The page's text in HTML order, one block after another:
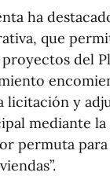
ha
que
del
licitación y
mediante
permuta